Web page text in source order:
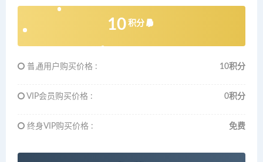
10 积分
普通用户购买价格 : 10积分
VIP会员购买价格 : 0积分
终身VIP购买价格 : 免费